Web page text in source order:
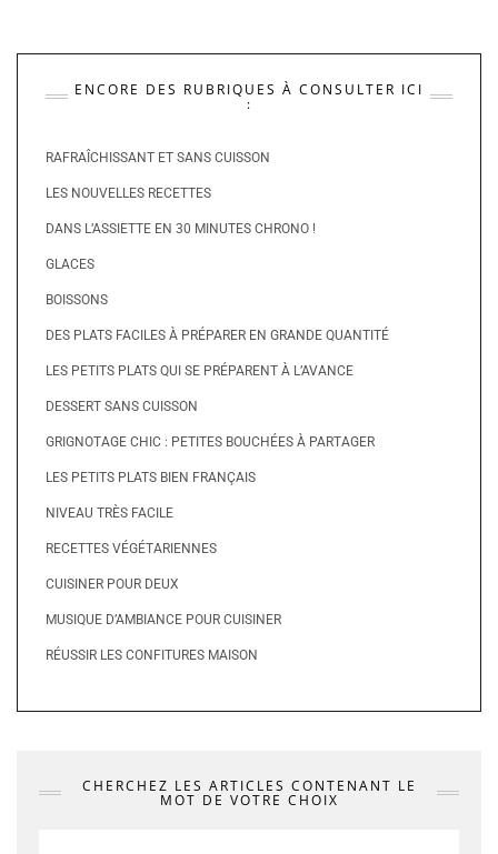
ENCORE DES RUBRIQUES À CONSULTER ICI
:
RAFRAÎCHISSANT ET SANS CUISSON
LES NOUVELLES RECETTES
DANS L’ASSIETTE EN 30 MINUTES CHRONO !
GLACES
BOISSONS
DES PLATS FACILES À PRÉPARER EN GRANDE QUANTITÉ
LES PETITS PLATS QUI SE PRÉPARENT À L’AVANCE
DESSERT SANS CUISSON
GRIGNOTAGE CHIC : PETITES BOUCHÉES À PARTAGER
LES PETITS PLATS BIEN FRANÇAIS
NIVEAU TRÈS FACILE
RECETTES VÉGÉTARIENNES
CUISINER POUR DEUX
MUSIQUE D’AMBIANCE POUR CUISINER
RÉUSSIR LES CONFITURES MAISON
CHERCHEZ LES ARTICLES CONTENANT LE
MOT DE VOTRE CHOIX